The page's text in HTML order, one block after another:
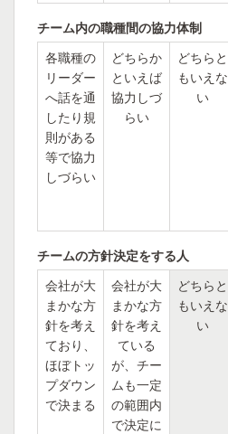
チーム内の職種間の協力体制
各職種の
リーダー
へ話を通
したり規
則がある
等で協力
しづらい
どちらか
といえば
協力しづ
らい
どちらと
もいえな
い
チームの方針決定をする人
会社が大
まかな方
針を考え
ており、
ほぼトッ
プダウン
で決まる
会社が大
まかな方
針を考え
ている
が、チー
ムも一定
の範囲内
で決定に
どちらと
もいえな
い